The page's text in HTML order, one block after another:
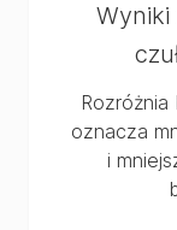
Wyniki
oznacza
i